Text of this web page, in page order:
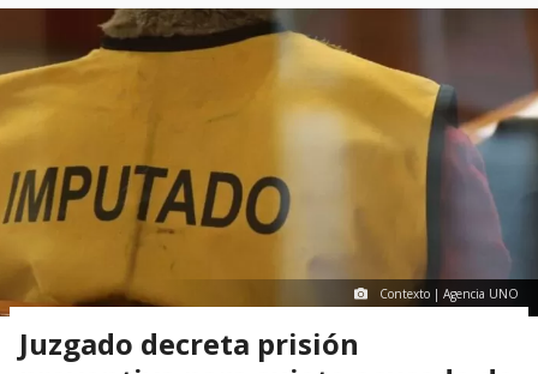
Contexto | Agencia UNO
Juzgado decreta prisión